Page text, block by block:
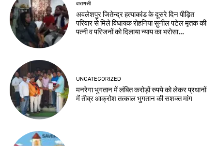
वाराणसी
अवलेशपुर जितेन्द्र हत्याकांड के दूसरे दिन पीड़ित
परिवार से मिले विधायक रोहनिया सुनील पटेल मृतक की
पत्नी व परिजनों को दिलाया न्याय का भरोसा...
UNCATEGORIZED
मनरेगा भुगतान में लंबित करोड़ों रुपये को लेकर प्रधानों
में तीव्र आक्रोश तत्काल भुगतान की सशक्त मांग